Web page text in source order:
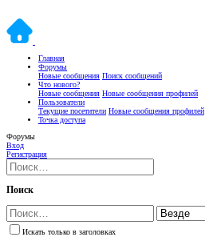
Главная
Форумы
Новые сообщения Поиск сообщений
Что нового?
Новые сообщения Новые сообщения профилей
Пользователи
Текущие посетители Новые сообщения профилей
Точка доступа
Форумы
Вход
Регистрация
Поиск
Искать только в заголовках